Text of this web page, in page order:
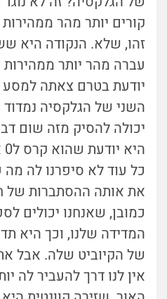
קורים יותר מהר
זהו, שלא. הנקודה היא
עברה מהר יותר
יודעת בטרם צאתה
השני של הגלקסיה
יכולה להסיק מזה שום
כל עוד לא סיפרנו לה מה
כמובן, שאנחנו יכולים
המדידה שלנו, וכך היא
של הקיוביט שלה. אבל
אין לנו דרך להעביר לה